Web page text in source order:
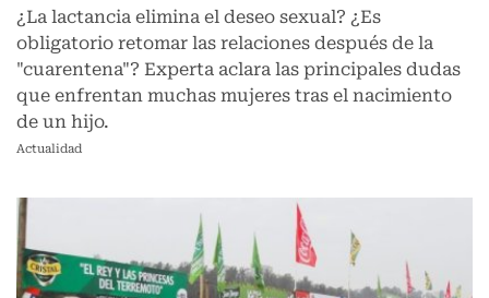
¿La lactancia elimina el deseo sexual? ¿Es
obligatorio retomar las relaciones después de la
"cuarentena"? Experta aclara las principales dudas
que enfrentan muchas mujeres tras el nacimiento
de un hijo.
Actualidad